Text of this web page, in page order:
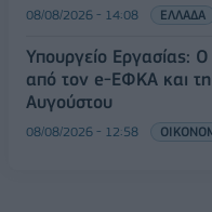
08/08/2026 - 14:08 ΕΛΛΑΔΑ
Υπουργείο Εργασίας:
από τον e-ΕΦΚΑ και
Αυγούστου
08/08/2026 - 12:58